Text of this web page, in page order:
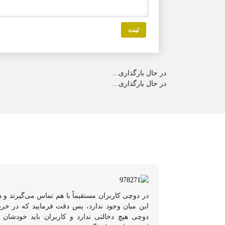
در حال بارگذاری...
در حال بارگذاری...
در دوچی کاربران مستقیماً با هم تماس می‌گیرند و
این میان وجود ندارد، پس دقت فرمایید که در
دوچی هیچ دخالتی ندارد و کاربران باید